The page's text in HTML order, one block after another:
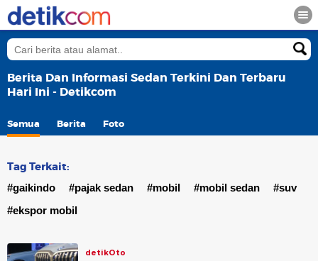
Berita Dan Informasi Sedan Terkini Dan Terbaru
Hari Ini - Detikcom
Semua Berita Foto
Tag Terkait:
#gaikindo #pajak sedan #mobil #mobil sedan
#suv
#ekspor mobil
detikOto